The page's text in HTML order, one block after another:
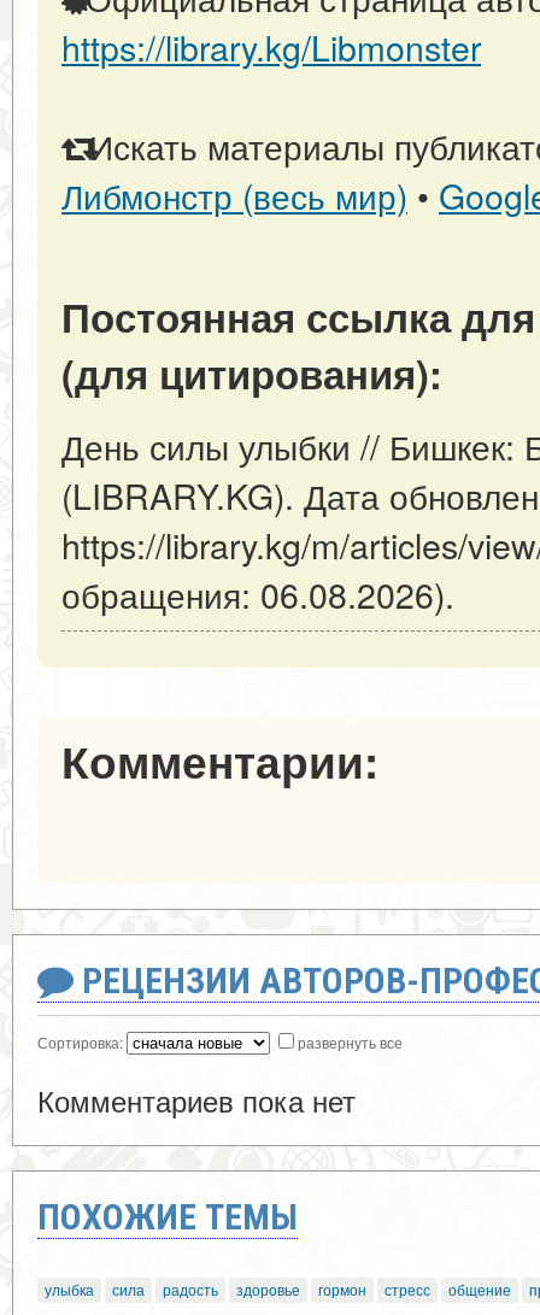
https://library.kg/Libmonster
Искать материалы
Либмонстр (весь мир) •
Постоянная ссылка
(для цитирования):
День силы улыбки // Бишкек:
(LIBRARY.KG). Дата
https://library.kg/m/articles/
обращения: 06.08.2026).
Комментарии:
РЕЦЕНЗИИ АВТОРОВ-
Сортировка: развернуть все
Комментариев пока нет
ПОХОЖИЕ ТЕМЫ
улыбка сила радость здоровье гормон стресс общение